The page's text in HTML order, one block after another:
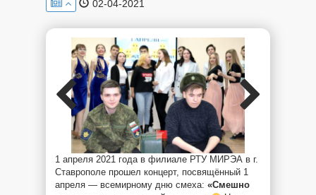
02-04-2021
1 апреля 2021 года в филиале РТУ МИРЭА в г.
Ставрополе прошел концерт, посвящённый 1
апреля — всемирному дню смеха: «Смешно